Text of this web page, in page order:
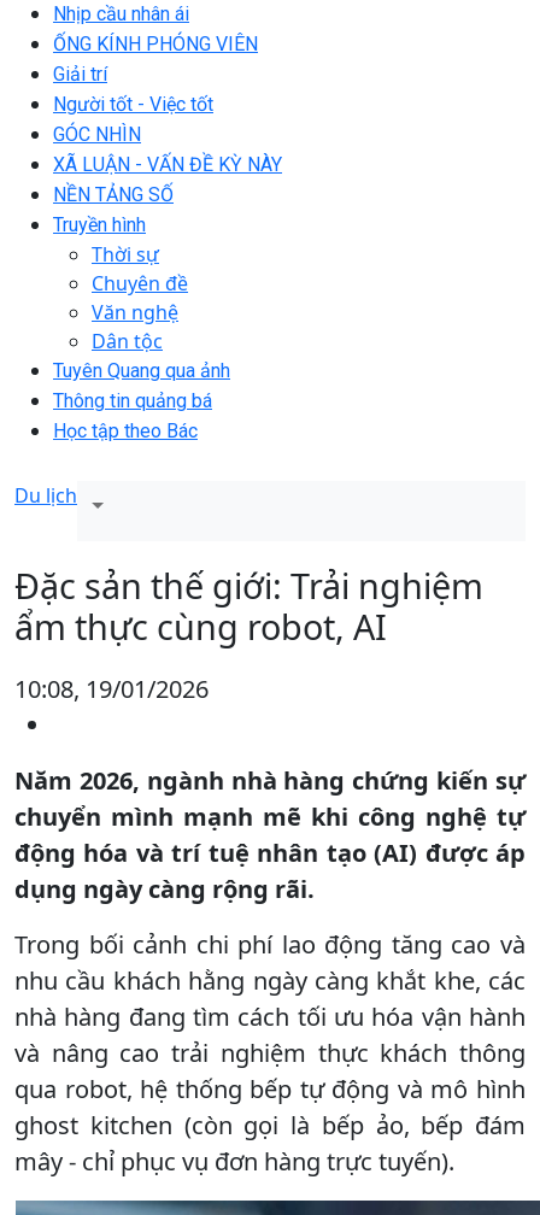
Nhịp cầu nhân ái
ỐNG KÍNH PHÓNG VIÊN
Giải trí
Người tốt - Việc tốt
GÓC NHÌN
XÃ LUẬN - VẤN ĐỀ KỲ NÀY
NỀN TẢNG SỐ
Truyền hình
Thời sự
Chuyên đề
Văn nghệ
Dân tộc
Tuyên Quang qua ảnh
Thông tin quảng bá
Học tập theo Bác
Du lịch
Đặc sản thế giới: Trải nghiệm
ẩm thực cùng robot, AI
10:08, 19/01/2026
Năm 2026, ngành nhà hàng chứng kiến sự
chuyển mình mạnh mẽ khi công nghệ tự
động hóa và trí tuệ nhân tạo (AI) được áp
dụng ngày càng rộng rãi.
Trong bối cảnh chi phí lao động tăng cao và
nhu cầu khách hằng ngày càng khắt khe, các
nhà hàng đang tìm cách tối ưu hóa vận hành
và nâng cao trải nghiệm thực khách thông
qua robot, hệ thống bếp tự động và mô hình
ghost kitchen (còn gọi là bếp ảo, bếp đám
mây - chỉ phục vụ đơn hàng trực tuyến).